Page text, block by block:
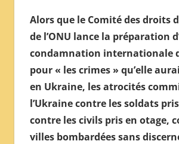
PRESS
REVIEW
——
ОБЗОР
МЕЖДУНАРОДНОЙ
ПРЕССЫ
Alors que le Comité des droits
de l’ONU lance la préparation
condamnation internationale
pour « les crimes » qu’elle
en Ukraine, les atrocités
l’Ukraine contre les soldats
contre les civils pris en otage,
villes bombardées sans